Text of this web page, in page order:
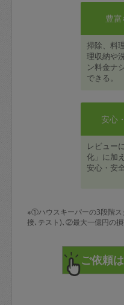
豊
掃除、料
理収納や
ン料金ナ
できる。
安心
レビュー
化」に加
安心・安
※①ハウスキーパーの3段階ス
接､テスト)､②最大一億円の